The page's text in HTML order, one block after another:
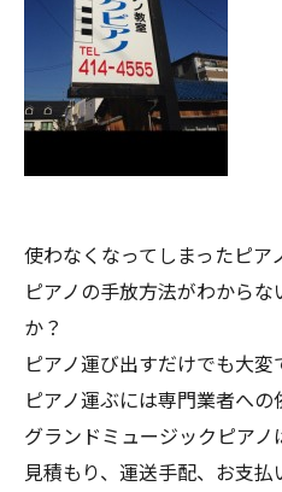
使わなくなってしまったピア
ピアノの手放方法がわから
か？
ピアノ運び出すだけでも大変
ピアノ運ぶには専門業者への
グランドミュージックピアノ
見積もり、運送手配、お支